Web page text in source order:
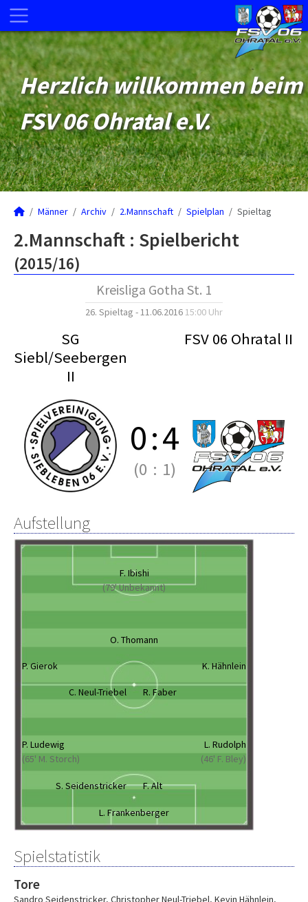
Herzlich willkommen beim
FSV 06 Ohratal e.V.
Männer Archiv 2.Mannschaft Spielplan Spieltag
2.Mannschaft : Spielbericht
(2015/16)
Kreisliga Gotha St. 1
26. Spieltag - 11.06.2016 15:00 Uhr
SG
Siebl/Seebergen
II
FSV 06 Ohratal II
0:4
(0 : 1)
Aufstellung
F. Ibishi
(79' Unbekannt)
O. Thomann
P. Gierok K. Hähnlein
C. Neul-Triebel R. Faber
P. Ludewig
(65' M. Storch)
L. Rudolph
(46' F. Bley)
S. Seidenstricker F. Alt
L. Frankenberger
Spielstatistik
Tore
Sandro Seidenstricker, Christopher Neul-Triebel, Kevin Hähnlein,